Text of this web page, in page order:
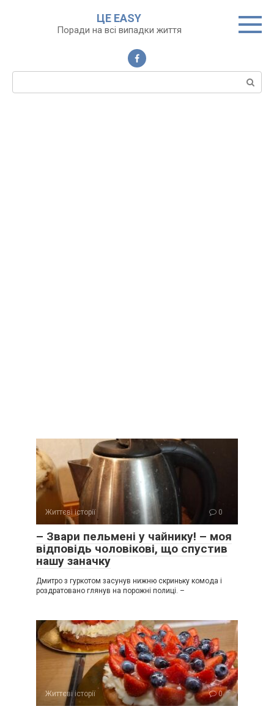
ЦЕ EASY
Поради на всі випадки життя
Пошук:
Життєві історії 0
– Звари пельмені у чайнику! – моя
відповідь чоловікові, що спустив
нашу заначку
Дмитро з гуркотом засунув нижню скриньку комода і
роздратовано глянув на порожні полиці. –
Життєві історії 0